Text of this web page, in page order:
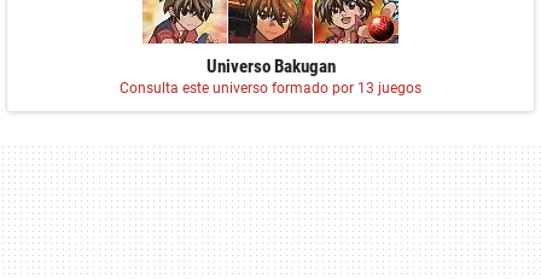
Universo Bakugan
Consulta este universo formado por 13 juegos